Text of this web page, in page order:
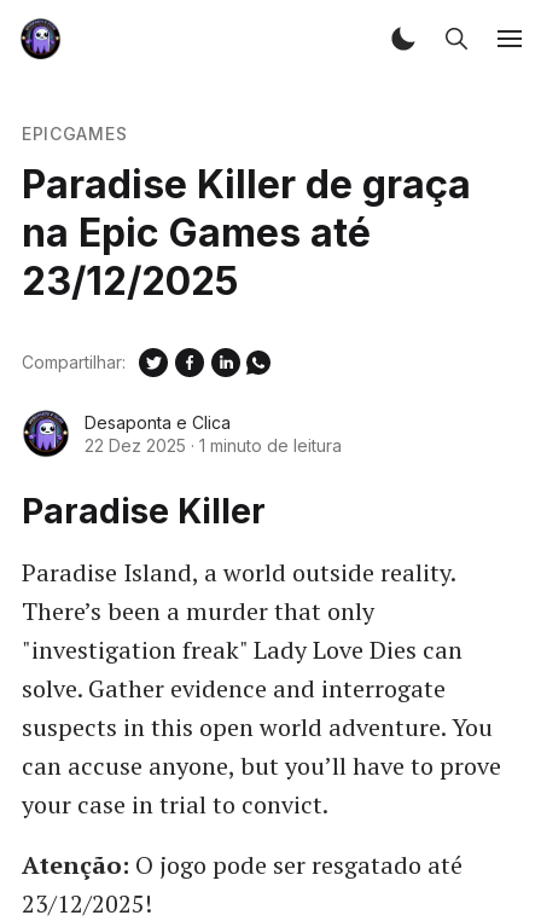
EPICGAMES
Paradise Killer de graça
na Epic Games até
23/12/2025
Desaponta e Clica
22 Dez 2025 · 1 minuto de leitura
Compartilhar:
Paradise Killer
Paradise Island, a world outside reality.
There’s been a murder that only
"investigation freak" Lady Love Dies can
solve. Gather evidence and interrogate
suspects in this open world adventure. You
can accuse anyone, but you’ll have to prove
your case in trial to convict.
Atenção: O jogo pode ser resgatado até
23/12/2025!